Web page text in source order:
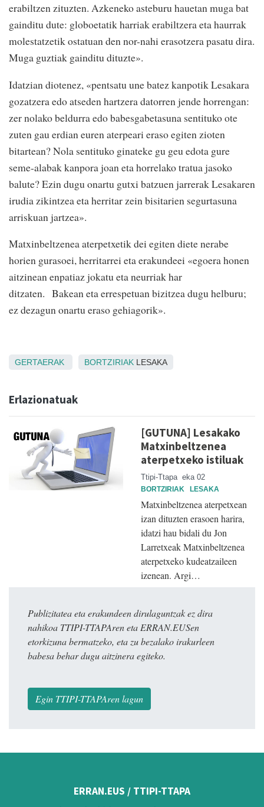
erabiltzen zituzten. Azkeneko asteburu hauetan muga bat
gainditu dute: globoetatik harriak erabiltzera eta haurrak
molestatzetik ostatuan den nor-nahi erasotzera pasatu dira.
Muga guztiak gainditu dituzte».
Idatzian diotenez, «pentsatu une batez kanpotik Lesakara
gozatzera edo atseden hartzera datorren jende horrengan:
zer nolako beldurra edo babesgabetasuna sentituko ote
zuten gau erdian euren aterpeari eraso egiten zioten
bitartean? Nola sentituko ginateke gu geu edota gure
seme-alabak kanpora joan eta horrelako tratua jasoko
balute? Ezin dugu onartu gutxi batzuen jarrerak Lesakaren
irudia zikintzea eta herritar zein bisitarien segurtasuna
arriskuan jartzea».
Matxinbeltzenea aterpetxetik dei egiten dietenerabe
horien gurasoei, herritarrei eta erakundeei «egoera honen
aitzinean enpatiaz jokatu eta neurriak har
ditzaten. Bakean eta errespetuan bizitzea dugu helburu;
ez dezagun onartu eraso gehiagorik».
GERTAERAK BORTZIRIAK LESAKA
Erlazionatuak
[GUTUNA] Lesakako
Matxinbeltzenea
aterpetxeko istiluak
Ttipi-Ttapa eka 02
BORTZIRIAK LESAKA
Matxinbeltzenea aterpetxean
izan dituzten erasoen harira,
idatzi hau bidali du Jon
Larretxeak Matxinbeltzenea
aterpetxeko kudeatzaileen
izenean. Argi…
Publizitatea eta erakundeen dirulaguntzak ez dira
nahikoa TTIPI-TTAPAren eta ERRAN.EUSen
etorkizuna bermatzeko, eta zu bezalako irakurleen
babesa behar dugu aitzinera egiteko.
Egin TTIPI-TTAPAren lagun
ERRAN.EUS / TTIPI-TTAPA